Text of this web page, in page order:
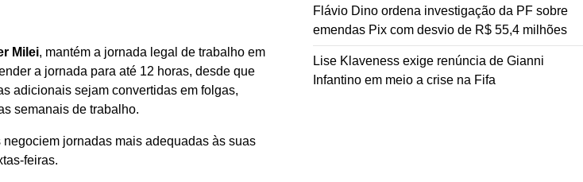
Milei, mantém a jornada legal de trabalho em
a jornada para até 12 horas, desde que
adicionais sejam convertidas em folgas,
semanais de trabalho.
jornadas mais adequadas às suas
feiras.
Flávio Dino ordena investigação da PF sobre
emendas Pix com desvio de R$ 55,4 milhões
Lise Klaveness exige renúncia de Gianni
Infantino em meio a crise na Fifa